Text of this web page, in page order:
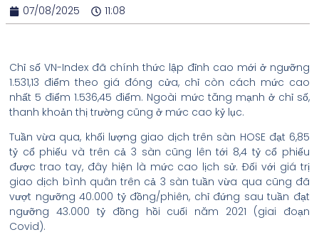
07/08/2025 11:08
Chỉ số VN-Index đã chính thức lập đỉnh cao mới ở ngưỡng
1.531,13 điểm theo giá đóng cửa, chỉ còn cách mức cao
nhất 5 điểm 1.536,45 điểm. Ngoài mức tăng mạnh ở chỉ số,
thanh khoản thị trường cũng ở mức cao kỷ lục.
Tuần vừa qua, khối lượng giao dịch trên sàn HOSE đạt 6,85
tỷ cổ phiếu và trên cả 3 sàn cũng lên tới 8,4 tỷ cổ phiếu
được trao tay, đây hiện là mức cao lịch sử. Đối với giá trị
giao dịch bình quân trên cả 3 sàn tuần vừa qua cũng đã
vượt ngưỡng 40.000 tỷ đồng/phiên, chỉ đứng sau tuần đạt
ngưỡng 43.000 tỷ đồng hồi cuối năm 2021 (giai đoạn
Covid).